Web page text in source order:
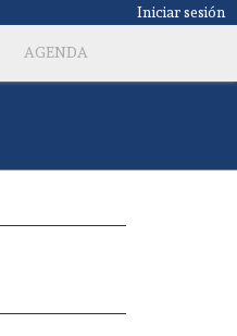
Iniciar sesión
AGENDA